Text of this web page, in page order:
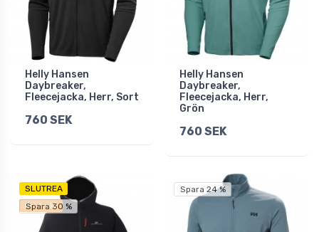
Helly Hansen
Daybreaker,
Fleecejacka, Herr, Sort
760 SEK
Helly Hansen
Daybreaker,
Fleecejacka, Herr,
Grön
760 SEK
SLUTREA
Fri frakt
Spara 30 %
Spara 24 %